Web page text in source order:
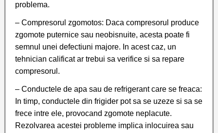
problema.
– Compresorul zgomotos: Daca compresorul produce
zgomote puternice sau neobisnuite, acesta poate fi
semnul unei defectiuni majore. In acest caz, un
tehnician calificat ar trebui sa verifice si sa repare
compresorul.
– Conductele de apa sau de refrigerant care se freaca:
In timp, conductele din frigider pot sa se uzeze si sa se
frece intre ele, provocand zgomote neplacute.
Rezolvarea acestei probleme implica inlocuirea sau